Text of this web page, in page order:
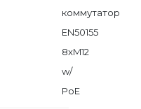
коммутатор
EN50155
8xM12
w/
PoE